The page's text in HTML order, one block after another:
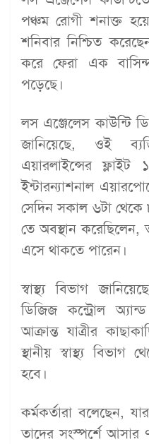
পঞ্চম রোগী শনাক্ত
শনিবার নিশ্চিত
করে ফেরা এক
পড়েছে।
লস এঞ্জেলেস কাউন্টি
জানিয়েছে, ওই
এয়ারলাইন্সের
ইন্টারন্যাশনাল
সেদিন সকাল ৬টা থেকে
তে অবস্থান করেছিলেন,
এসে থাকতে পারেন।
স্বাস্থ্য বিভাগ
ডিজিজ কন্ট্রোল
আক্রান্ত যাত্রীর
স্থানীয় স্বাস্থ্য বিভাগ
হবে।
কর্মকর্তারা বলেছেন,
তাদের সংস্পর্শে আসার